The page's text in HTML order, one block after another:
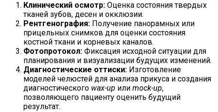
Клинический осмотр: Оценка состояния твердых
тканей зубов, десен и окклюзии.
Рентгенография: Получение панорамных или
прицельных снимков для оценки состояния
костной ткани и корневых каналов.
Фотопротокол: Фиксация исходной ситуации для
планирования и визуализации будущих изменений.
Диагностические оттиски: Изготовление
моделей челюстей для анализа прикуса и создания
диагностического wax-up или mock-up,
позволяющего пациенту оценить будущий
результат.